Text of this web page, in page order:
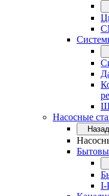
Насосные
Назад
I-